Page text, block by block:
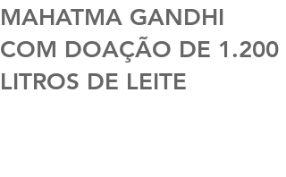
MAHATMA GANDHI
COM DOAÇÃO DE 1.200
LITROS DE LEITE